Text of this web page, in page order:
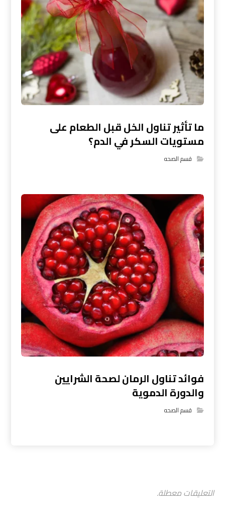
ما تأثير تناول الخل قبل الطعام على
مستويات السكر في الدم؟
قسم الصحه
فوائد تناول الرمان لصحة الشرايين
والدورة الدموية
قسم الصحه
التعليقات معطلة.